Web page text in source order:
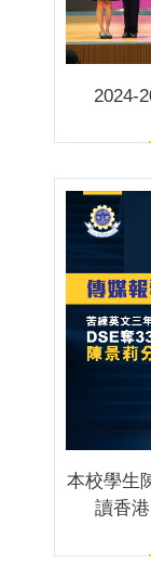
2024-
本校學生
讀香